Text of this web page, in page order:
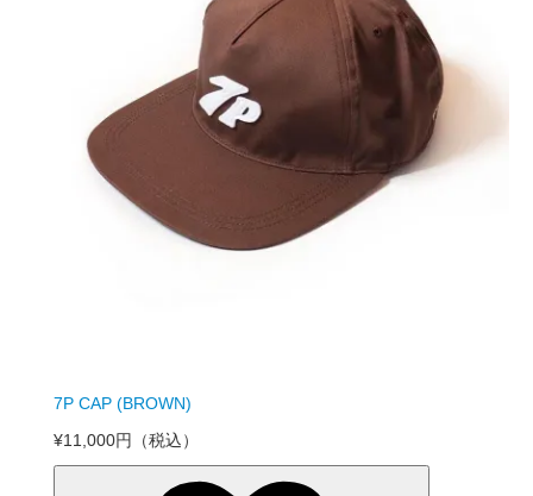
7P CAP (BROWN)
¥11,000円
（税込）